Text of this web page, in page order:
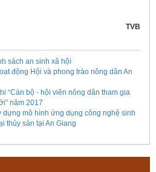
TVB
sách an sinh xã hội
động Hội và phong trào nông dân An
“Cán bộ - hội viên nông dân tham gia
năm 2017
dựng mô hình ứng dụng công nghệ sinh
thủy sản tại An Giang
lãm Nông nghiệp - Thương mại sản
Giang năm 2026
tuyên truyền cuộc bầu cử ĐB Quốc
dân các cấp nhiệm kỳ 2026 - 2031